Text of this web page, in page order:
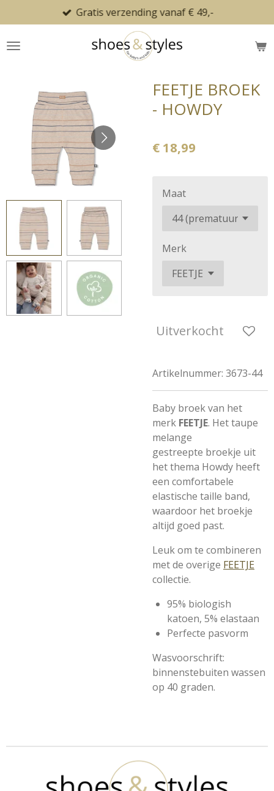
direct
naar
Gratis verzending vanaf € 49,-
FEETJE BROEK
- HOWDY
€ 18,99
Maat
Merk
Uitverkocht
Artikelnummer: 3673-44
Baby broek van het
merk FEETJE. Het taupe
melange
gestreepte broekje uit
het thema Howdy heeft
een comfortabele
elastische taille band,
waardoor het broekje
altijd goed past.
Leuk om te combineren
met de overige FEETJE
collectie.
95% biologish
katoen, 5% elastaan
Perfecte pasvorm
Wasvoorschrift:
binnenstebuiten wassen
op 40 graden.